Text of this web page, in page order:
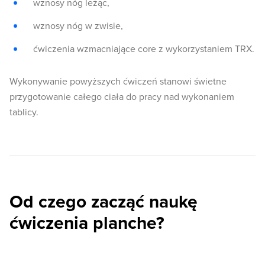
wznosy nóg leżąc,
wznosy nóg w zwisie,
ćwiczenia wzmacniające core z wykorzystaniem TRX.
Wykonywanie powyższych ćwiczeń stanowi świetne
przygotowanie całego ciała do pracy nad wykonaniem
tablicy.
Od czego zacząć naukę
ćwiczenia planche?